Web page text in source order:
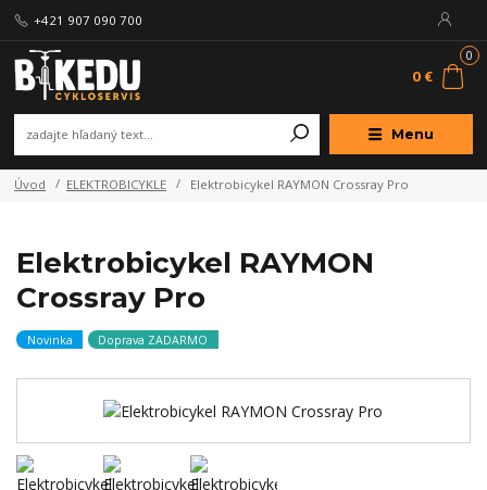
Menu
+421 907 090 700
0
0 €
Úvod ELEKTROBICYKLE Elektrobicykel RAYMON Crossray Pro
Elektrobicykel RAYMON
Crossray Pro
Novinka Doprava ZADARMO